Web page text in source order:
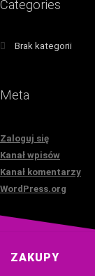
Categories
Brak kategorii
Meta
Zaloguj się
Kanał wpisów
Kanał komentarzy
WordPress.org
ZAKUPY